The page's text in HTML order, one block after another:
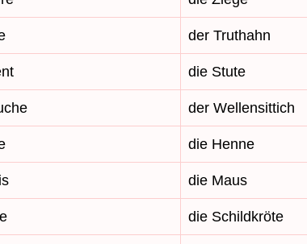
der Truthahn
die Stute
der Wellensittich
die Henne
die Maus
die Schildkröte